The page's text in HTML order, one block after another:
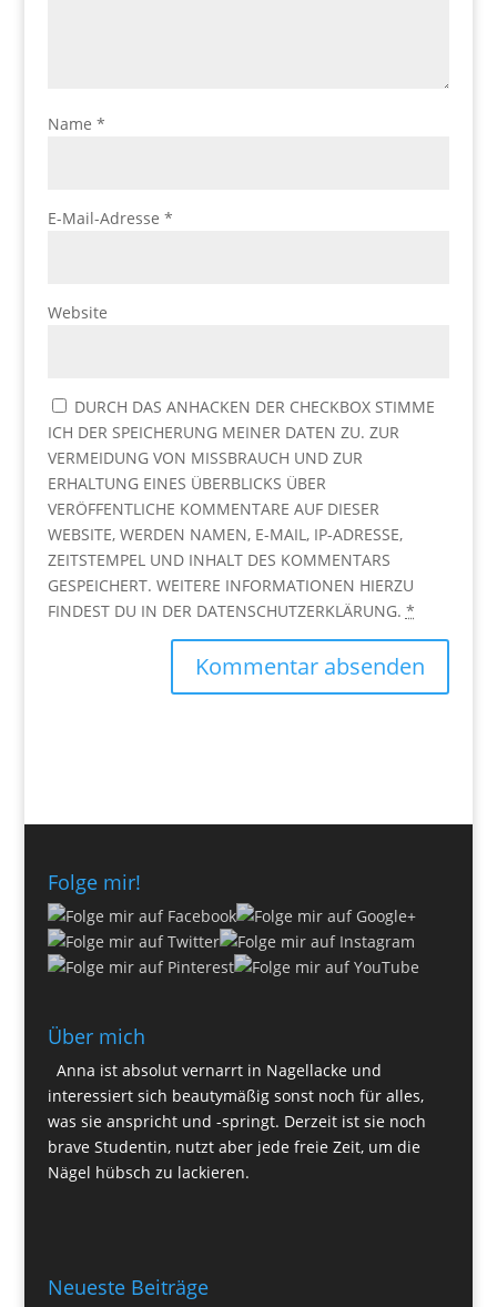
Name *
E-Mail-Adresse *
Website
DURCH DAS ANHACKEN DER CHECKBOX STIMME
ICH DER SPEICHERUNG MEINER DATEN ZU. ZUR
VERMEIDUNG VON MISSBRAUCH UND ZUR
ERHALTUNG EINES ÜBERBLICKS ÜBER
VERÖFFENTLICHE KOMMENTARE AUF DIESER
WEBSITE, WERDEN NAMEN, E-MAIL, IP-ADRESSE,
ZEITSTEMPEL UND INHALT DES KOMMENTARS
GESPEICHERT. WEITERE INFORMATIONEN HIERZU
FINDEST DU IN DER DATENSCHUTZERKLÄRUNG. *
Folge mir!
Über mich
Anna ist absolut vernarrt in Nagellacke und
interessiert sich beautymäßig sonst noch für alles,
was sie anspricht und -springt. Derzeit ist sie noch
brave Studentin, nutzt aber jede freie Zeit, um die
Nägel hübsch zu lackieren.
Neueste Beiträge